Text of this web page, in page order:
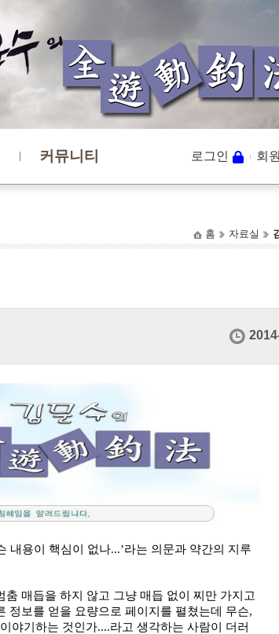
커뮤니티 로그인 회
홈 자료실
내용이 핵심이 없나...’라는 의문과 약간의 지루
매듭을 하지 않고 그냥 매듭 없이 찌만 가지고
정보를 얻을 요량으로 페이지를 펼쳤는데 무슨,
야기하는 것인가....라고 생각하는 사람이 더러